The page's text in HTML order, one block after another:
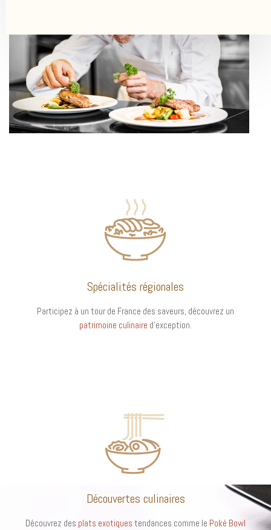
Spécialités régionales
Participez à un tour de France des saveurs, découvrez un
patrimoine culinaire d’exception.
Découvertes culinaires
Découvrez des plats exotiques tendances comme le Poké Bowl